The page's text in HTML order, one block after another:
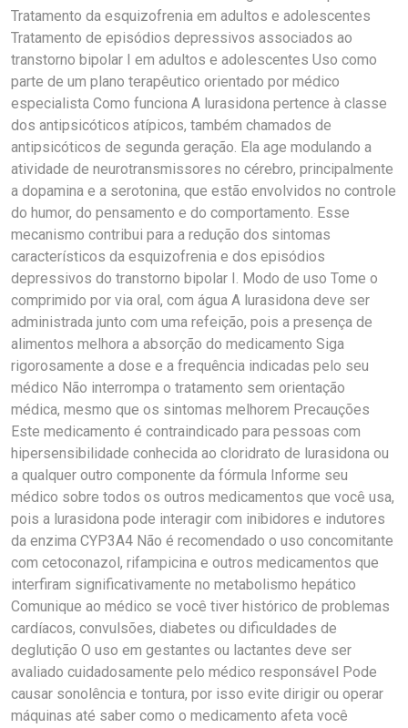
Tratamento da esquizofrenia em adultos e adolescentes
Tratamento de episódios depressivos associados ao
transtorno bipolar I em adultos e adolescentes Uso como
parte de um plano terapêutico orientado por médico
especialista Como funciona A lurasidona pertence à classe
dos antipsicóticos atípicos, também chamados de
antipsicóticos de segunda geração. Ela age modulando a
atividade de neurotransmissores no cérebro, principalmente
a dopamina e a serotonina, que estão envolvidos no controle
do humor, do pensamento e do comportamento. Esse
mecanismo contribui para a redução dos sintomas
característicos da esquizofrenia e dos episódios
depressivos do transtorno bipolar I. Modo de uso Tome o
comprimido por via oral, com água A lurasidona deve ser
administrada junto com uma refeição, pois a presença de
alimentos melhora a absorção do medicamento Siga
rigorosamente a dose e a frequência indicadas pelo seu
médico Não interrompa o tratamento sem orientação
médica, mesmo que os sintomas melhorem Precauções
Este medicamento é contraindicado para pessoas com
hipersensibilidade conhecida ao cloridrato de lurasidona ou
a qualquer outro componente da fórmula Informe seu
médico sobre todos os outros medicamentos que você usa,
pois a lurasidona pode interagir com inibidores e indutores
da enzima CYP3A4 Não é recomendado o uso concomitante
com cetoconazol, rifampicina e outros medicamentos que
interfiram significativamente no metabolismo hepático
Comunique ao médico se você tiver histórico de problemas
cardíacos, convulsões, diabetes ou dificuldades de
deglutição O uso em gestantes ou lactantes deve ser
avaliado cuidadosamente pelo médico responsável Pode
causar sonolência e tontura, por isso evite dirigir ou operar
máquinas até saber como o medicamento afeta você